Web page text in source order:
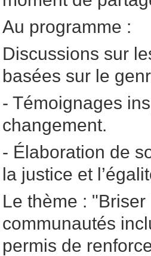
Au programme :
Discussions sur
basées sur le
- Témoignages
changement.
- Élaboration de
la justice et
Le thème :
communautés
permis de